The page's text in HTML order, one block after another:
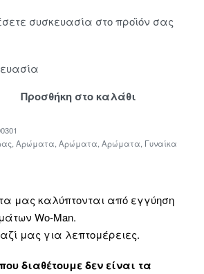
συσκευασία στο προϊόν σας
Προσθήκη στο καλάθι
Αρώματα Αρώματα Αρώματα Γυναίκα
μας καλύπτονται από εγγύηση
Wo-Man.
μας για λεπτομέρειες.
διαθέτουμε δεν είναι τα